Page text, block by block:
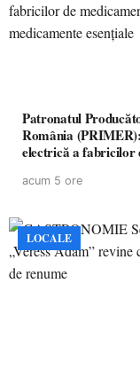
Patronatul
România
electrică a fabricilor
acum 5 ore
LOCALE